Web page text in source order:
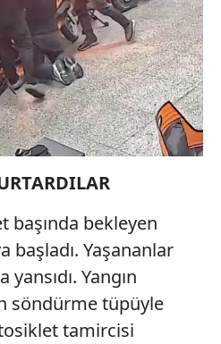
başında bekleyen
başladı. Yaşananlar
Yangın
söndürme tüpüyle
tamircisi